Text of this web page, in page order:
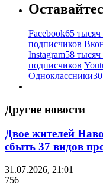
Facebook65
подписчиков
Instagram58
подписчиков
Одноклассники
Другие новости
Двое жителей
сбыть 37 видов
31.07.2026, 21:01
756